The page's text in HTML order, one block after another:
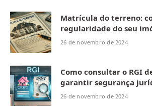
Matrícula do terreno:
regularidade do seu
26 de novembro de 2024
Como consultar o RGI
garantir segurança
26 de novembro de 2024